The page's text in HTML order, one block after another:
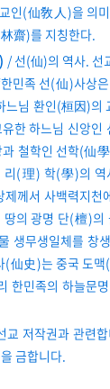
인(仙敎人)을 의
齋)를 지칭한다.
/ 선(仙)의 역사. 선
민족 선(仙)사상
님 환인(桓因)의
한 하느님 신앙
철학인 선학(仙
(理) 학(學)의 역
께서 사백력지천
의 광명 단(檀)의
생무생일체를 창
(仙史)는 중국 도
한민족의 하늘문
저작권과 관련
금합니다.